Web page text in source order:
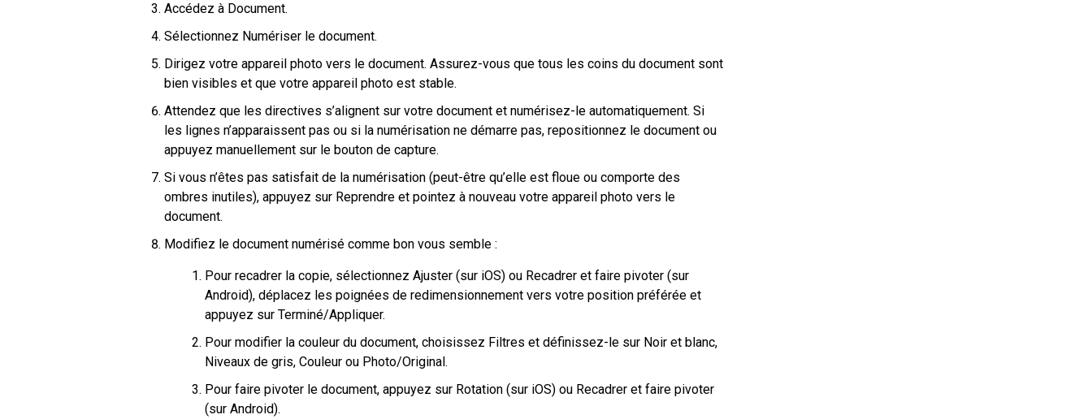
Accédez à Document.
Sélectionnez Numériser le document.
Dirigez votre appareil photo vers le document. Assurez-vous que tous les coins du document sont
bien visibles et que votre appareil photo est stable.
Attendez que les directives s’alignent sur votre document et numérisez-le automatiquement. Si
les lignes n’apparaissent pas ou si la numérisation ne démarre pas, repositionnez le document ou
appuyez manuellement sur le bouton de capture.
Si vous n’êtes pas satisfait de la numérisation (peut-être qu’elle est floue ou comporte des
ombres inutiles), appuyez sur Reprendre et pointez à nouveau votre appareil photo vers le
document.
Modifiez le document numérisé comme bon vous semble :
Pour recadrer la copie, sélectionnez Ajuster (sur iOS) ou Recadrer et faire pivoter (sur
Android), déplacez les poignées de redimensionnement vers votre position préférée et
appuyez sur Terminé/Appliquer.
Pour modifier la couleur du document, choisissez Filtres et définissez-le sur Noir et blanc,
Niveaux de gris, Couleur ou Photo/Original.
Pour faire pivoter le document, appuyez sur Rotation (sur iOS) ou Recadrer et faire pivoter
(sur Android).